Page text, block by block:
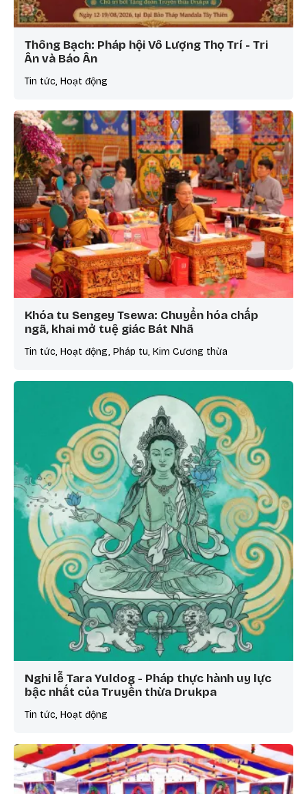
Thông Bạch: Pháp hội Vô Lượng Thọ Trí - Tri
Ân và Báo Ân
Tin tức, Hoạt động
Khóa tu Sengey Tsewa: Chuyển hóa chấp
ngã, khai mở tuệ giác Bát Nhã
Tin tức, Hoạt động, Pháp tu, Kim Cương thừa
Nghi lễ Tara Yuldog - Pháp thực hành uy lực
bậc nhất của Truyền thừa Drukpa
Tin tức, Hoạt động